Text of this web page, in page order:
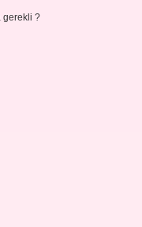
gerekli ?